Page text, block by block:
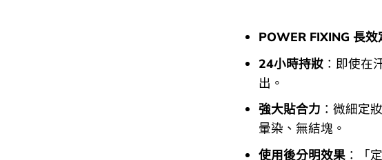
POWER FIXING 長效
24小時持妝：即使在
出。
強大貼合力 ：微細定
暈染、無結塊。
使用後分明效果：「